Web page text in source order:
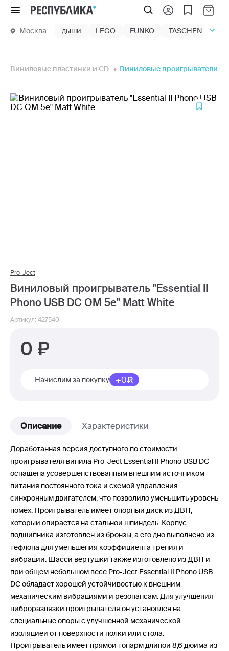
Меню
Москва дыши LEGO FUNKO TASCHEN
Виниловые пластинки и CD Виниловые проигрыватели
Pro-Ject
Виниловый проигрыватель "Essential II
Phono USB DC OM 5e" Matt White
Артикул: 427540
0
Начислим за покупку +0
Описание Характеристики
Доработанная версия доступного по стоимости
проигрывателя винила Pro-Ject Essential II Phono USB DC
оснащена усовершенствованным внешним источником
питания постоянного тока и схемой управления
синхронным двигателем, что позволило уменьшить уровень
помех. Проигрыватель имеет опорный диск из ДВП,
который опирается на стальной шпиндель. Корпус
подшипника изготовлен из бронзы, а его дно выполнено из
тефлона для уменьшения коэффициента трения и
вибраций. Шасси вертушки также изготовлено из ДВП и
при общем небольшом весе Pro-Ject Essential II Phono USB
DC обладает хорошей устойчивостью к внешним
механическим вибрациями и резонансам. Для улучшения
виброразвязки проигрывателя он установлен на
специальные опоры с улучшенной механической
изоляцией от поверхности полки или стола.
Проигрыватель имеет прямой тонарм длиной 8,6 дюйма из